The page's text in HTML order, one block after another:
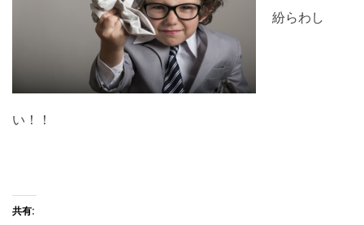
紛らわし
い！！
共有: